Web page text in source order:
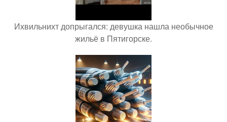
Ихвильнихт допрыгался: девушка нашла необычное
жильё в Пятигорске.